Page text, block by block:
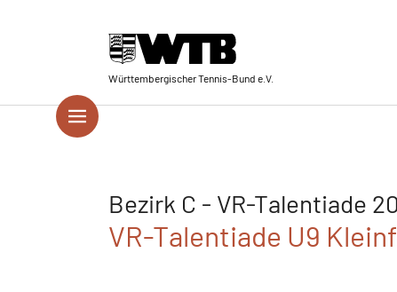
Württembergischer Tennis-Bund e.V.
Bezirk C - VR-Talentiade
VR-Talentiade U9